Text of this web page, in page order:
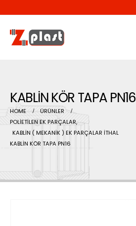
KABLİN KÖR TAPA PN16
HOME
ÜRÜNLER
POLİETİLEN EK PARÇALAR,
KABLİN ( MEKANİK ) EK PARÇALAR İTHAL
KABLİN KÖR TAPA PN16